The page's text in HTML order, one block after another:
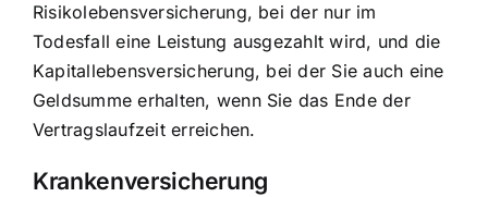
Risikolebensversicherung, bei der nur im
Todesfall eine Leistung ausgezahlt wird, und die
Kapitallebensversicherung, bei der Sie auch eine
Geldsumme erhalten, wenn Sie das Ende der
Vertragslaufzeit erreichen.
Krankenversicherung